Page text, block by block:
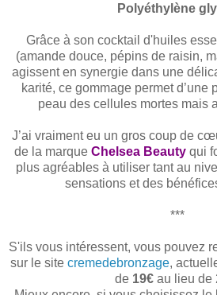
Polyéthylène
Grâce à son cocktail d'huiles
(amande douce, pépins de raisin,
agissent en synergie dans une
karité, ce gommage permet d’une
peau des cellules mortes mais
J’ai vraiment eu un gros coup de
de la marque Chelsea Beauty qui
plus agréables à utiliser tant au
sensations et des
***
S'ils vous intéressent, vous pouvez
sur le site cremedebronzage,
de 19€ au lieu de